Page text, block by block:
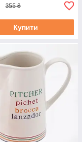
355 ₴
Купити